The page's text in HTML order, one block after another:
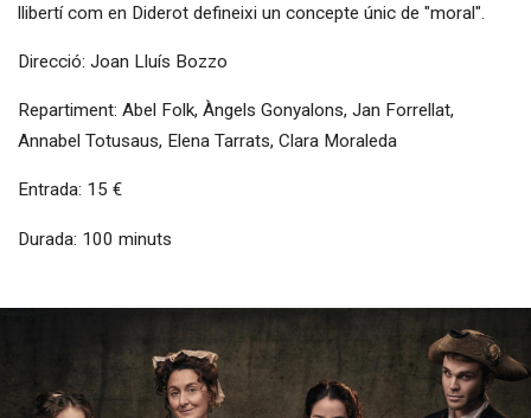
llibertí com en Diderot defineixi un concepte únic de "moral".
Direcció: Joan Lluís Bozzo
Repartiment: Abel Folk, Àngels Gonyalons, Jan Forrellat,
Annabel Totusaus, Elena Tarrats, Clara Moraleda
Entrada: 15 €
Durada: 100 minuts